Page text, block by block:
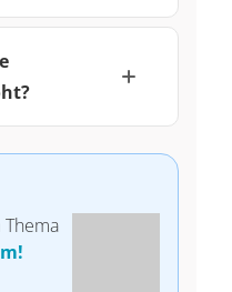
Thema